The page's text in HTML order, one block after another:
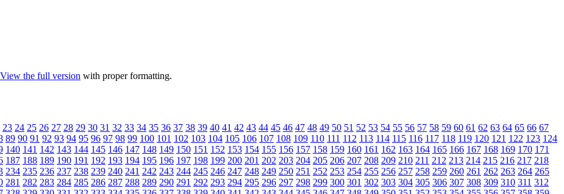
View the full version with proper formatting.
23 24 25 26 27 28 29 30 31 32 33 34 35 36 37 38 39 40 41 42 43 44 45 46 47 48 49 50 51 52 53 54 55 56 57 58 59 60 61 62 63 64 65 66 67
89 90 91 92 93 94 95 96 97 98 99 100 101 102 103 104 105 106 107 108 109 110 111 112 113 114 115 116 117 118 119 120 121 122 123 124
140 141 142 143 144 145 146 147 148 149 150 151 152 153 154 155 156 157 158 159 160 161 162 163 164 165 166 167 168 169 170 171
187 188 189 190 191 192 193 194 195 196 197 198 199 200 201 202 203 204 205 206 207 208 209 210 211 212 213 214 215 216 217 218
234 235 236 237 238 239 240 241 242 243 244 245 246 247 248 249 250 251 252 253 254 255 256 257 258 259 260 261 262 263 264 265
281 282 283 284 285 286 287 288 289 290 291 292 293 294 295 296 297 298 299 300 301 302 303 304 305 306 307 308 309 310 311 312